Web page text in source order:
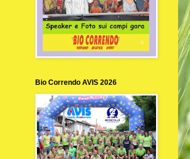
Bio Correndo AVIS 2026